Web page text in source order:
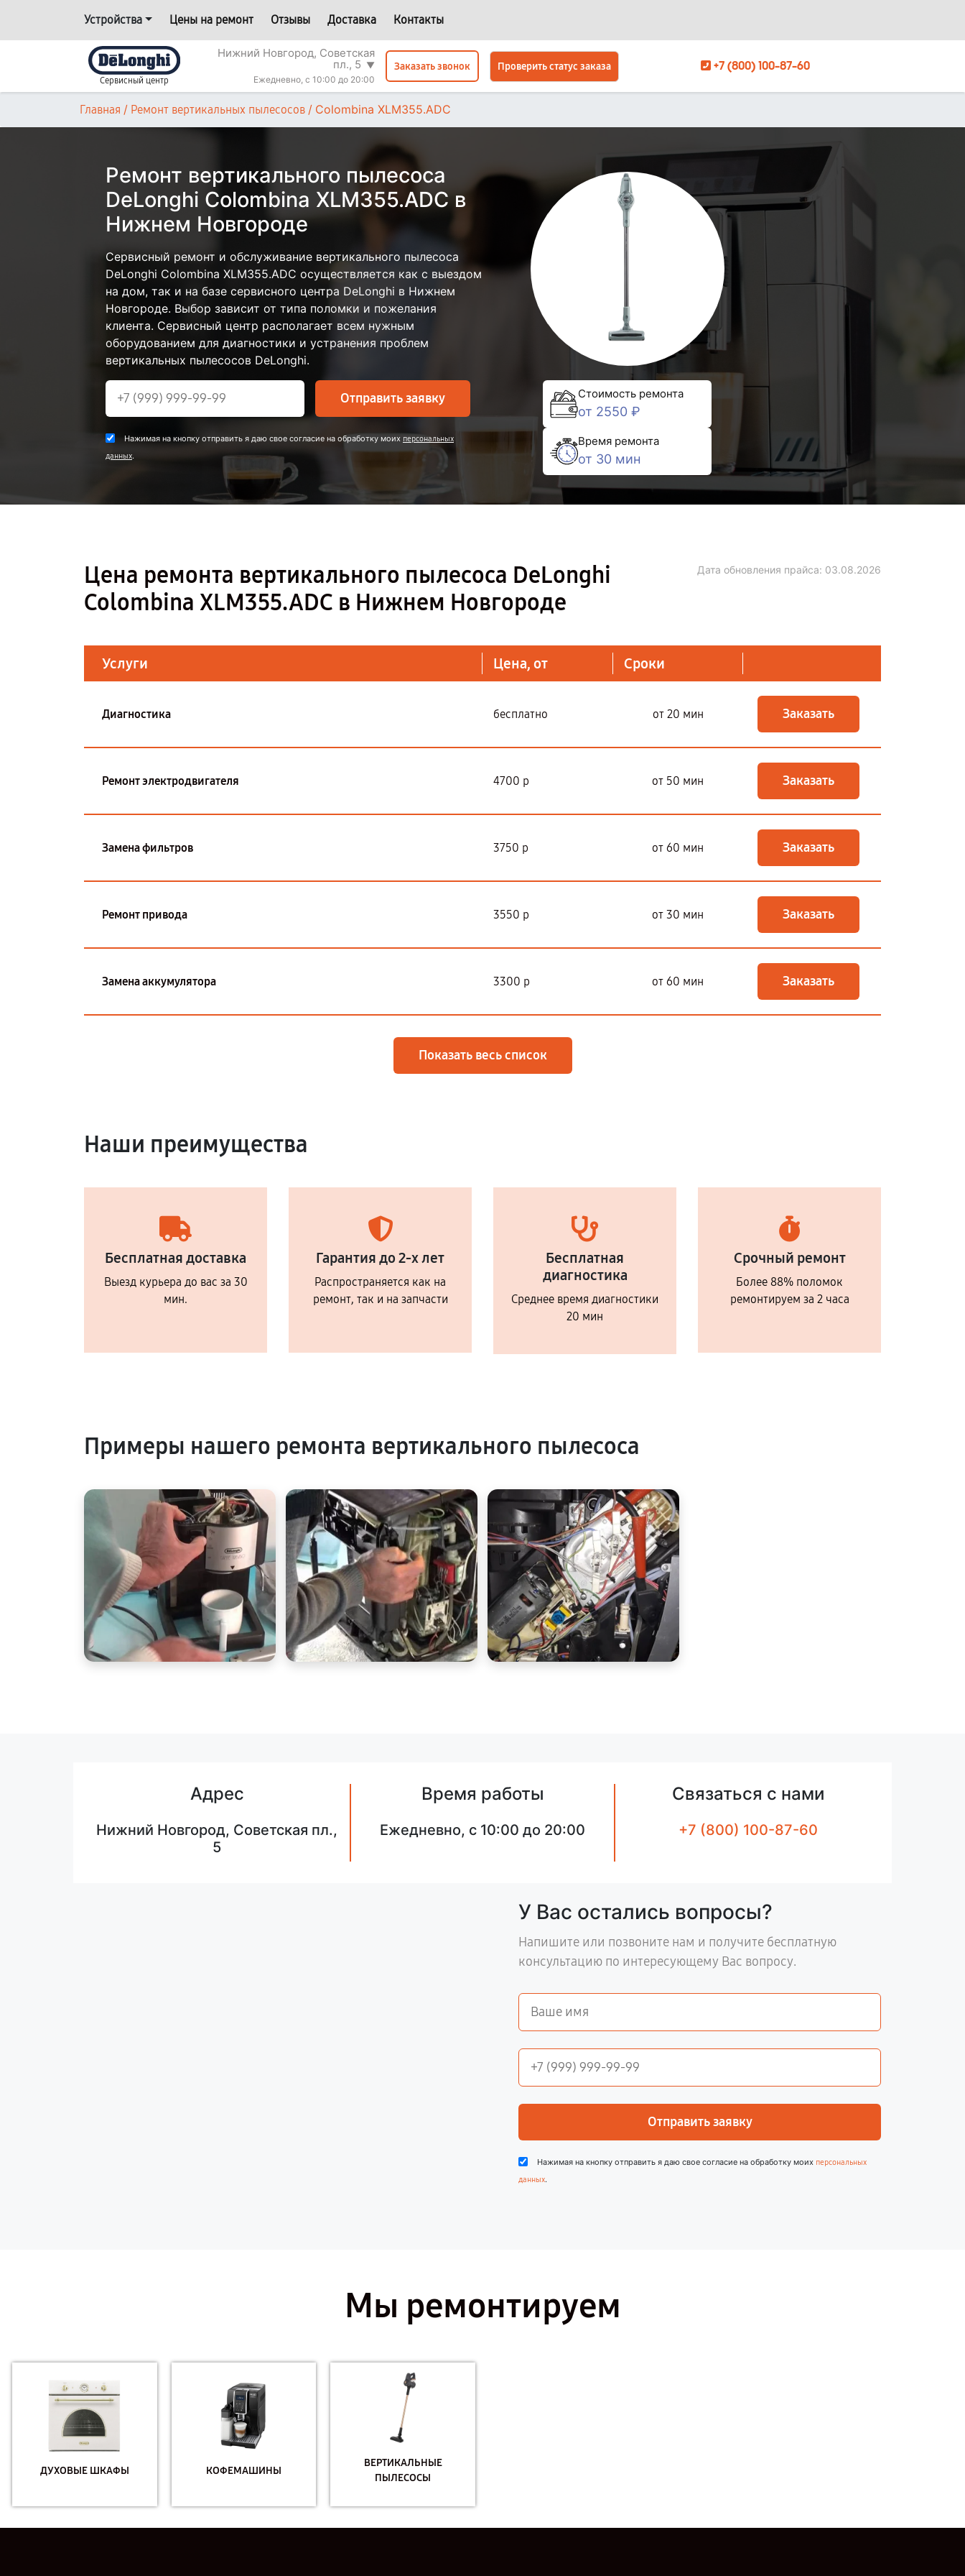
Устройства Цены на ремонт Отзывы Доставка Контакты
Сервисный центр
Нижний Новгород, Советская
пл., 5 ▼
Ежедневно, с 10:00 до 20:00
Заказать звонок Проверить статус заказа +7 (800) 100-87-60
Главная / Ремонт вертикальных пылесосов / Colombina XLM355.ADC
Ремонт вертикального пылесоса
DeLonghi Colombina XLM355.ADC в
Нижнем Новгороде
Сервисный ремонт и обслуживание вертикального пылесоса
DeLonghi Colombina XLM355.ADC осуществляется как с выездом
на дом, так и на базе сервисного центра DeLonghi в Нижнем
Новгороде. Выбор зависит от типа поломки и пожелания
клиента. Сервисный центр располагает всем нужным
оборудованием для диагностики и устранения проблем
вертикальных пылесосов DeLonghi.
Отправить заявку
Нажимая на кнопку отправить я даю свое согласие на обработку моих персональных
данных.
Стоимость ремонта
от 2550 ₽
Время ремонта
от 30 мин
Цена ремонта вертикального пылесоса DeLonghi
Colombina XLM355.ADC в Нижнем Новгороде
Дата обновления прайса: 03.08.2026
Услуги Цена, от Сроки
Диагностика бесплатно от 20 мин Заказать
Ремонт электродвигателя 4700 р от 50 мин Заказать
Замена фильтров 3750 р от 60 мин Заказать
Ремонт привода 3550 р от 30 мин Заказать
Замена аккумулятора 3300 р от 60 мин Заказать
Показать весь список
Наши преимущества
Бесплатная доставка
Выезд курьера до вас за 30
мин.
Гарантия до 2-х лет
Распространяется как на
ремонт, так и на запчасти
Бесплатная
диагностика
Среднее время диагностики
20 мин
Срочный ремонт
Более 88% поломок
ремонтируем за 2 часа
Примеры нашего ремонта вертикального пылесоса
Адрес
Нижний Новгород, Советская пл.,
5
Время работы
Ежедневно, с 10:00 до 20:00
Связаться с нами
+7 (800) 100-87-60
У Вас остались вопросы?
Напишите или позвоните нам и получите бесплатную
консультацию по интересующему Вас вопросу.
Отправить заявку
Нажимая на кнопку отправить я даю свое согласие на обработку моих персональных
данных.
Мы ремонтируем
ДУХОВЫЕ ШКАФЫ КОФЕМАШИНЫ
ВЕРТИКАЛЬНЫЕ
ПЫЛЕСОСЫ